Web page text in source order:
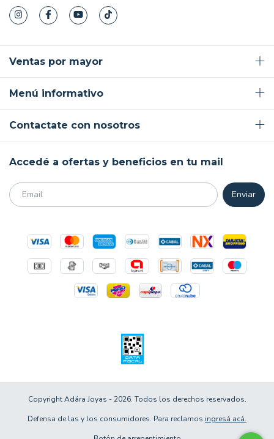
Ventas por mayor
Menú informativo
Contactate con nosotros
Accedé a ofertas y beneficios en tu mail
Copyright Adára Joyas - 2026. Todos los derechos reservados.
Defensa de las y los consumidores. Para reclamos ingresá acá.